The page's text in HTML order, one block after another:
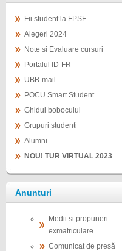
Fii student la FPSE
Alegeri 2024
Note si Evaluare cursuri
Portalul ID-FR
UBB-mail
POCU Smart Student
Ghidul bobocului
Grupuri studenti
Alumni
NOU! TUR VIRTUAL 2023
Anunturi
Medii si propuneri
exmatriculare
Comunicat de presă